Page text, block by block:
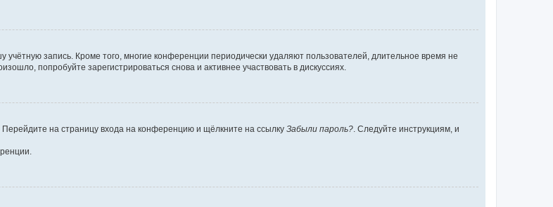
запись. Кроме того, многие конференции периодически удаляют пользователей, длительное время не
попробуйте зарегистрироваться снова и активнее участвовать в дискуссиях.
на страницу входа на конференцию и щёлкните на ссылку Забыли пароль? . Следуйте инструкциям, и